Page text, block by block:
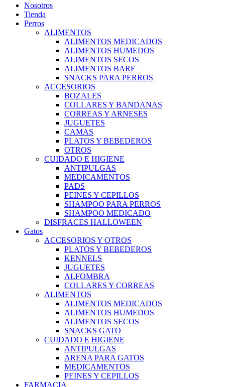
Nosotros
Tienda
Perros
ALIMENTOS
ALIMENTOS MEDICADOS
ALIMENTOS HUMEDOS
ALIMENTOS SECOS
ALIMENTOS BARF
SNACKS PARA PERROS
ACCESORIOS
BOZALES
COLLARES Y BANDANAS
CORREAS Y ARNESES
JUGUETES
CAMAS
PLATOS Y BEBEDEROS
OTROS
CUIDADO E HIGIENE
ANTIPULGAS
MEDICAMENTOS
PADS
PEINES Y CEPILLOS
SHAMPOO PARA PERROS
SHAMPOO MEDICADO
DISFRACES HALLOWEEN
Gatos
ACCESORIOS Y OTROS
PLATOS Y BEBEDEROS
KENNELS
JUGUETES
ALFOMBRA
COLLARES Y CORREAS
ALIMENTOS
ALIMENTOS MEDICADOS
ALIMENTOS HUMEDOS
ALIMENTOS SECOS
SNACKS GATO
CUIDADO E HIGIENE
ANTIPULGAS
ARENA PARA GATOS
MEDICAMENTOS
PEINES Y CEPILLOS
FARMACIA